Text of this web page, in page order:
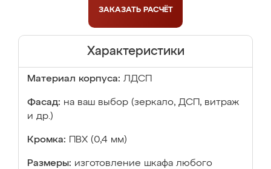
ЗАКАЗАТЬ РАСЧЁТ
Характеристики
Материал корпуса: ЛДСП
Фасад: на ваш выбор (зеркало, ДСП, витраж
и др.)
Кромка: ПВХ (0,4 мм)
Размеры: изготовление шкафа любого